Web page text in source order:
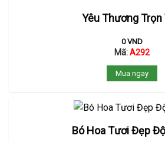
Yêu Thương Trọn
0VND
Mã:A292
Mua ngay
Bó Hoa Tươi Đẹp